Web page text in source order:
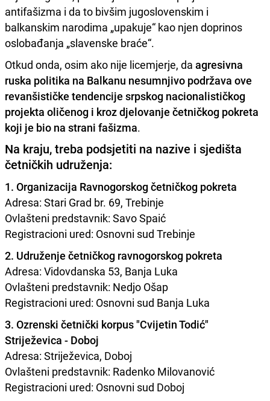
antifašizma i da to bivšim jugoslovenskim i
balkanskim narodima „upakuje“ kao njen doprinos
oslobađanja „slavenske braće“.
Otkud onda, osim ako nije licemjerje, da agresivna
ruska politika na Balkanu nesumnjivo podržava ove
revanšističke tendencije srpskog nacionalističkog
projekta oličenog i kroz djelovanje četničkog pokreta
koji je bio na strani fašizma.
Na kraju, treba podsjetiti na nazive i sjedišta
četničkih udruženja:
1. Organizacija Ravnogorskog četničkog pokreta
Adresa: Stari Grad br. 69, Trebinje
Ovlašteni predstavnik: Savo Spaić
Registracioni ured: Osnovni sud Trebinje
2. Udruženje četničkog ravnogorskog pokreta
Adresa: Vidovdanska 53, Banja Luka
Ovlašteni predstavnik: Nedjo Ošap
Registracioni ured: Osnovni sud Banja Luka
3. Ozrenski četnički korpus "Cvijetin Todić"
Striježevica - Doboj
Adresa: Striježevica, Doboj
Ovlašteni predstavnik: Radenko Milovanović
Registracioni ured: Osnovni sud Doboj